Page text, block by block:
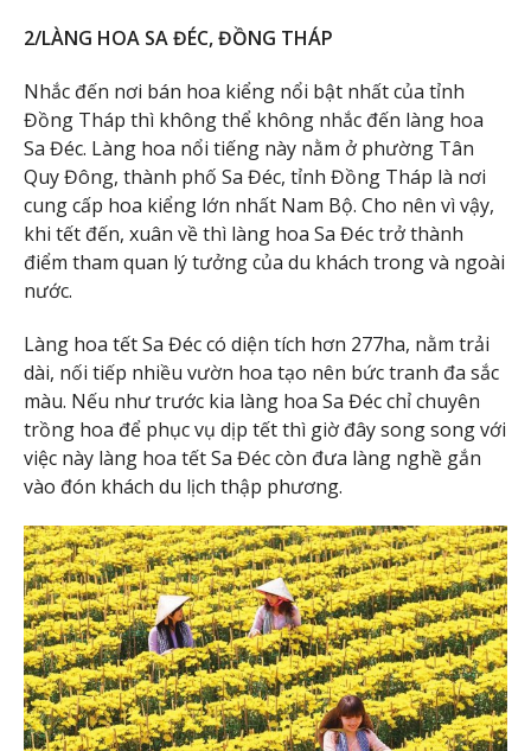
2/LÀNG HOA SA ĐÉC, ĐỒNG THÁP
Nhắc đến nơi bán hoa kiểng nổi bật nhất của tỉnh
Đồng Tháp thì không thể không nhắc đến làng hoa
Sa Đéc. Làng hoa nổi tiếng này nằm ở phường Tân
Quy Đông, thành phố Sa Đéc, tỉnh Đồng Tháp là nơi
cung cấp hoa kiểng lớn nhất Nam Bộ. Cho nên vì vậy,
khi tết đến, xuân về thì làng hoa Sa Đéc trở thành
điểm tham quan lý tưởng của du khách trong và ngoài
nước.
Làng hoa tết Sa Đéc có diện tích hơn 277ha, nằm trải
dài, nối tiếp nhiều vườn hoa tạo nên bức tranh đa sắc
màu. Nếu như trước kia làng hoa Sa Đéc chỉ chuyên
trồng hoa để phục vụ dịp tết thì giờ đây song song với
việc này làng hoa tết Sa Đéc còn đưa làng nghề gắn
vào đón khách du lịch thập phương.